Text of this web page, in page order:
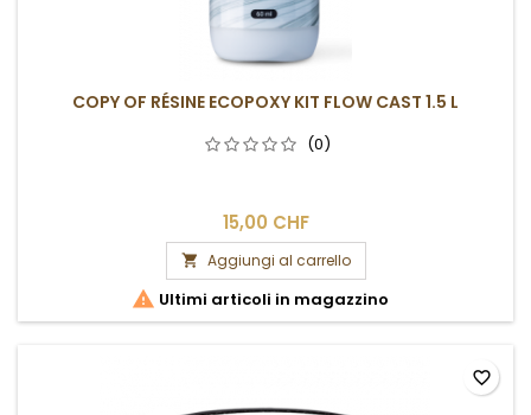
COPY OF RÉSINE ECOPOXY KIT FLOW CAST 1.5 L
(0)
15,00 CHF
 Aggiungi al carrello
 Ultimi articoli in magazzino
favorite_border